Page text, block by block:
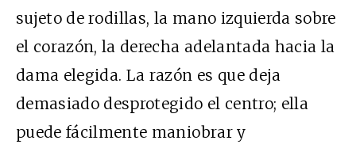
sujeto de rodillas, la mano izquierda sobre
el corazón, la derecha adelantada hacia la
dama elegida. La razón es que deja
demasiado desprotegido el centro; ella
puede fácilmente maniobrar y